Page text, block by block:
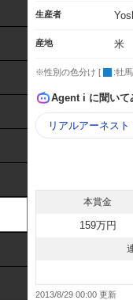
生産者
産地 米
※性別の色分け [ :牡馬
Agent i に聞いて
リアルアーネス
本賞金
159万円
2013/8/29 00:00